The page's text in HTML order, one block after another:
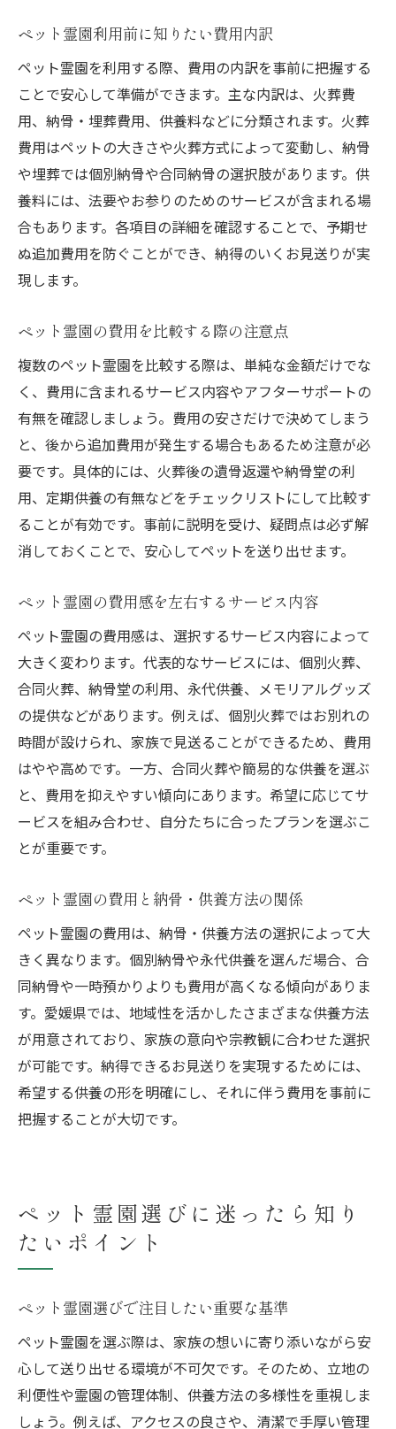
追加費用を避けるペット霊園利用のポイン
ト
ペット霊園の費用プラン比較で賢く選ぶ方
法
ペット霊園の費用相談で確認すべき事項
ペット霊園の無料サービス活用法を紹介
ペット霊園の費用とオプションの選び方
手続きや管理費まで安心のペット霊園活用術
ペット霊園利用時の手続きの流れを解説
ペット霊園で安心して利用できる管理体制
年間管理費などペット霊園の費用明細
ペット霊園の利用規約と注意点を押さえる
自宅の庭での埋葬は可能なのか徹底解説
ペット霊園以外での埋葬の可否を検証
自宅庭でペットを埋葬する際の注意事項
ペット霊園と自宅埋葬の違いと特徴
自宅埋葬とペット霊園利用のメリット比較
ペット霊園を使わない場合の供養方法
家族も納得できるペット霊園の選び方
家族の想いを大切にしたペット霊園選び
ペット霊園選びで重視すべき家族の希望
ペット霊園の説明会や見学の活用ポイント
家族全員で考えるペット霊園の比較方法
ペット霊園スタッフとの相談の進め方
家族にもやさしいペット霊園の選択肢
ペット霊園利用前に知りたい費用内訳
ペット霊園を利用する際、費用の内訳を事前に把握する
ことで安心して準備ができます。主な内訳は、火葬費
用、納骨・埋葬費用、供養料などに分類されます。火葬
費用はペットの大きさや火葬方式によって変動し、納骨
や埋葬では個別納骨や合同納骨の選択肢があります。供
養料には、法要やお参りのためのサービスが含まれる場
合もあります。各項目の詳細を確認することで、予期せ
ぬ追加費用を防ぐことができ、納得のいくお見送りが実
現します。
ペット霊園の費用を比較する際の注意点
複数のペット霊園を比較する際は、単純な金額だけでな
く、費用に含まれるサービス内容やアフターサポートの
有無を確認しましょう。費用の安さだけで決めてしまう
と、後から追加費用が発生する場合もあるため注意が必
要です。具体的には、火葬後の遺骨返還や納骨堂の利
用、定期供養の有無などをチェックリストにして比較す
ることが有効です。事前に説明を受け、疑問点は必ず解
消しておくことで、安心してペットを送り出せます。
ペット霊園の費用感を左右するサービス内容
ペット霊園の費用感は、選択するサービス内容によって
大きく変わります。代表的なサービスには、個別火葬、
合同火葬、納骨堂の利用、永代供養、メモリアルグッズ
の提供などがあります。例えば、個別火葬ではお別れの
時間が設けられ、家族で見送ることができるため、費用
はやや高めです。一方、合同火葬や簡易的な供養を選ぶ
と、費用を抑えやすい傾向にあります。希望に応じてサ
ービスを組み合わせ、自分たちに合ったプランを選ぶこ
とが重要です。
ペット霊園の費用と納骨・供養方法の関係
ペット霊園の費用は、納骨・供養方法の選択によって大
きく異なります。個別納骨や永代供養を選んだ場合、合
同納骨や一時預かりよりも費用が高くなる傾向がありま
す。愛媛県では、地域性を活かしたさまざまな供養方法
が用意されており、家族の意向や宗教観に合わせた選択
が可能です。納得できるお見送りを実現するためには、
希望する供養の形を明確にし、それに伴う費用を事前に
把握することが大切です。
ペット霊園選びに迷ったら知り
たいポイント
ペット霊園選びで注目したい重要な基準
ペット霊園を選ぶ際は、家族の想いに寄り添いながら安
心して送り出せる環境が不可欠です。そのため、立地の
利便性や霊園の管理体制、供養方法の多様性を重視しま
しょう。例えば、アクセスの良さや、清潔で手厚い管理